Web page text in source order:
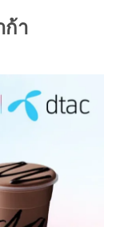
ก้า